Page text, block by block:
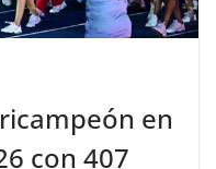
en
con 407